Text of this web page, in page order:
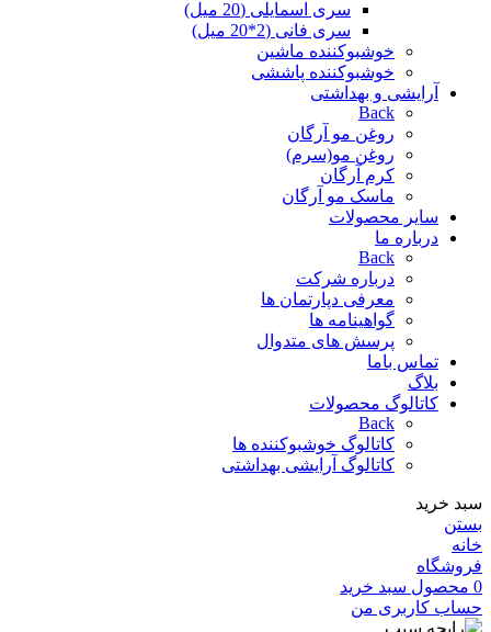
سری اسمایلی (20 میل)
سری فانی (2*20 میل)
خوشبوکننده ماشین
خوشبوکننده پاششی
آرایشی و بهداشتی
Back
روغن مو آرگان
روغن مو(سرم)
کرم آرگان
ماسک مو آرگان
سایر محصولات
درباره ما
Back
درباره شرکت
معرفی دپارتمان ها
گواهینامه ها
پرسش های متدوال
تماس باما
بلاگ
کاتالوگ محصولات
Back
کاتالوگ خوشبوکننده ها
کاتالوگ آرایشی بهداشتی
سبد خرید
بستن
خانه
فروشگاه
0 محصول سبد خرید
حساب کاربری من